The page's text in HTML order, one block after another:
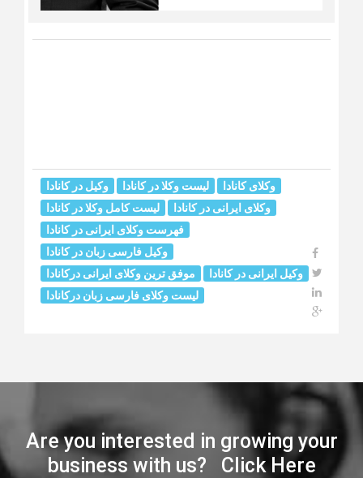
وکیل در کانادا لیست وکلا در کانادا
وکلای کانادا
لیست کامل وکلا در کانادا
وکلای ایرانی در کانادا
فهرست وکلای ایرانی در کانادا
وکیل فارسی زبان در کانادا
موفق ترین وکلای ایرانی درکانادا
وکیل ایرانی در کانادا
لیست وکلای فارسی زبان درکانادا
Are you interested in growing your
business with us? Click Here